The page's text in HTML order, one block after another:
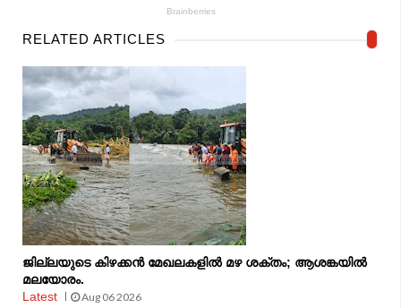
RELATED ARTICLES
ജില്ലയുടെ കിഴക്കൻ മേഖലകളിൽ മഴ ശക്തം; ആശങ്കയിൽ
മലയോരം.
Latest
Aug 06 2026